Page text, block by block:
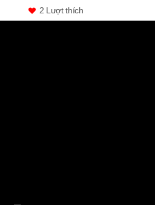
2 Lượt thích